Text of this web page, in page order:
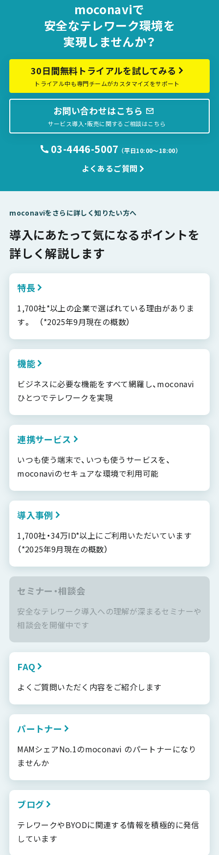
moconaviで
安全なテレワーク環境を
実現しませんか？
30日間無料トライアルを試してみる
トライアル中も専門チームがカスタマイズをサポート
お問い合わせはこちら
サービス導入・販売に関するご相談はこちら
03-4446-5007 （平日10:00〜18:00）
よくあるご質問
moconaviをさらに詳しく知りたい方へ
導入にあたって気になるポイントを
詳しく解説します
特長
1,700社*以上の企業で選ばれている理由がありま
す。 （*2025年9月現在の概数）
機能
ビジネスに必要な機能をすべて網羅し、moconavi
ひとつでテレワークを実現
連携サービス
いつも使う端末で、いつも使うサービスを、
moconaviのセキュアな環境で利用可能
導入事例
1,700社・34万ID*以上にご利用いただいています
（*2025年9月現在の概数）
セミナー・相談会
安全なテレワーク導入への理解が深まるセミナーや
相談会を開催中です
FAQ
よくご質問いただく内容をご紹介します
パートナー
MAMシェアNo.1のmoconavi のパートナーになり
ませんか
ブログ
テレワークやBYODに関連する情報を積極的に発信
しています